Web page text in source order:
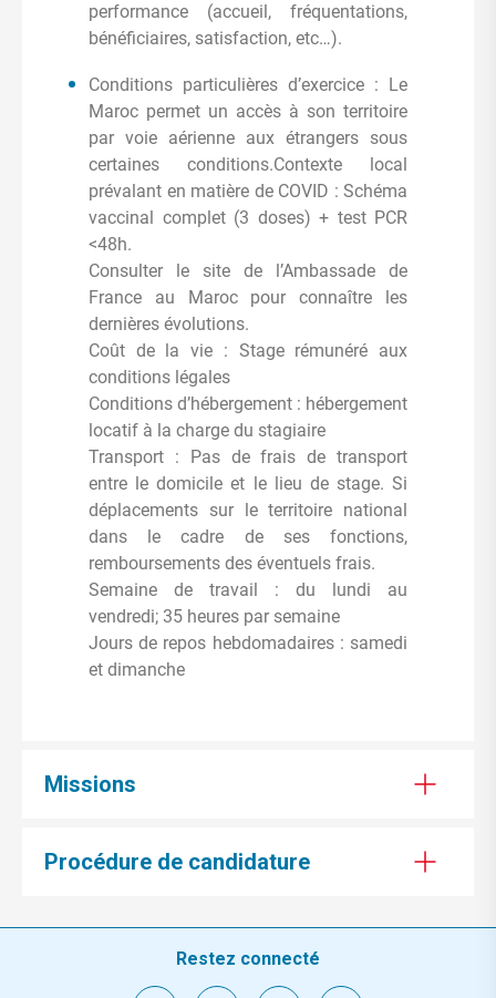
performance (accueil, fréquentations,
bénéficiaires, satisfaction, etc…).
Conditions particulières d’exercice : Le
Maroc permet un accès à son territoire
par voie aérienne aux étrangers sous
certaines conditions.Contexte local
prévalant en matière de COVID : Schéma
vaccinal complet (3 doses) + test PCR
<48h.
Consulter le site de l’Ambassade de
France au Maroc pour connaître les
dernières évolutions.
Coût de la vie : Stage rémunéré aux
conditions légales
Conditions d’hébergement : hébergement
locatif à la charge du stagiaire
Transport : Pas de frais de transport
entre le domicile et le lieu de stage. Si
déplacements sur le territoire national
dans le cadre de ses fonctions,
remboursements des éventuels frais.
Semaine de travail : du lundi au
vendredi; 35 heures par semaine
Jours de repos hebdomadaires : samedi
et dimanche
Missions
Procédure de candidature
Restez connecté